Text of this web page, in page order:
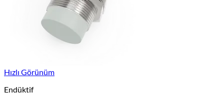
Hızlı Görünüm
Endüktif